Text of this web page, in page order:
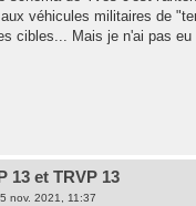
véhicules militaires de
cibles... Mais je n'ai pas
13 et TRVP 13
nov. 2021, 11:37